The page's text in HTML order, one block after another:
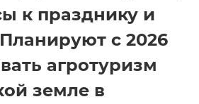
к празднику и
с 2026
агротуризм
земле в